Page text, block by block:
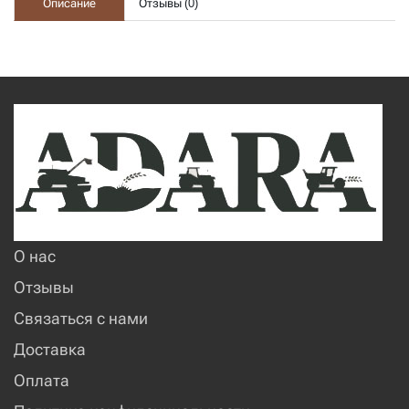
Описание Отзывы (0)
О нас
Отзывы
Связаться с нами
Доставка
Оплата